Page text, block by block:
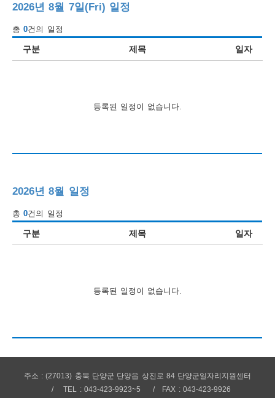
2026년 8월 7일(Fri) 일정
총0건의 일정
구분 제목 일자
등록된 일정이 없습니다.
2026년 8월 일정
총0건의 일정
구분 제목 일자
등록된 일정이 없습니다.
미
주소 : (27013) 충북 단양군 단양읍 상진로 84 단양군일자리지원센터
TEL : 043-423-9923~5
FAX : 043-423-9926